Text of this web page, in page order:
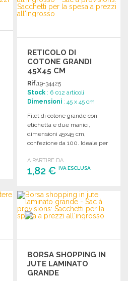
RETICOLO DI
COTONE GRANDI
45X45 CM
Rif.19-34425
Stock : 6 012 articoli
Dimensioni : 45 x 45 cm
Filet di cotone grande con
etichetta e due manici,
dimensioni 45x45 cm,
confezione da 100. Ideale per
A PARTIRE DA
1,82 €IVA ESCLUSA
ORDINARE
Richiedi un preventivo
BORSA SHOPPING IN
JUTE LAMINATO
GRANDE